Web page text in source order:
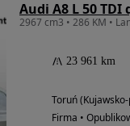
Audi A8 L 50
23 961 km
Toruń
Firma •